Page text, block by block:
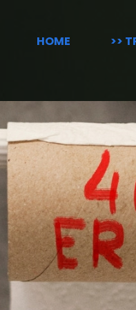
HOME >>